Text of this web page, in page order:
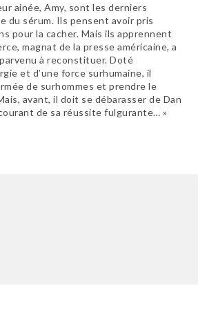
ainée, Amy, sont les derniers
du sérum. Ils pensent avoir pris
pour la cacher. Mais ils apprennent
magnat de la presse américaine, a
à reconstituer. Doté
et d’une force surhumaine, il
de surhommes et prendre le
avant, il doit se débarasser de Dan
de sa réussite fulgurante… »